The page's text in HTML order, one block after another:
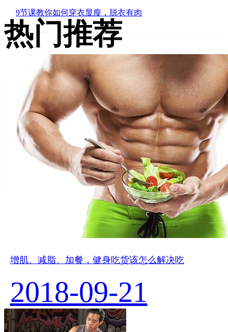
9节课教你如何穿衣显瘦，脱衣有肉
热门推荐
增肌、减脂、加餐，健身吃货该怎么解决吃
2018-09-21